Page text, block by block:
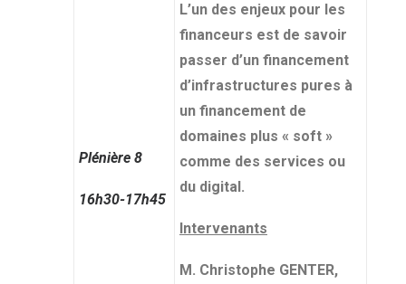
Plénière 8
16h30-17h45
L’un des enjeux pour les
financeurs est de savoir
passer d’un financement
d’infrastructures pures à
un financement de
domaines plus « soft »
comme des services ou
du digital.
Intervenants
M. Christophe GENTER,